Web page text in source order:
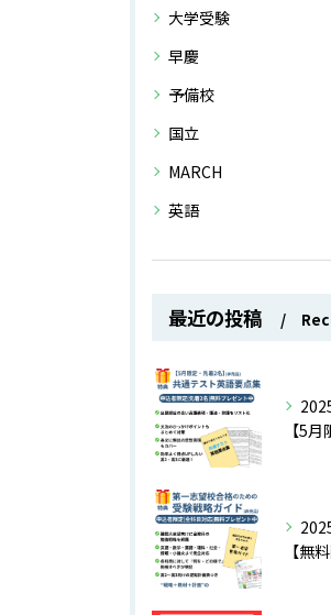
大学受験
早慶
予備校
国立
MARCH
英語
最近の投稿